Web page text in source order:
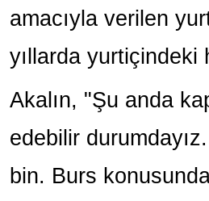
amacıyla verilen
yıllarda yurtiçindeki
Akalın, "Şu anda
edebilir
bin. Burs